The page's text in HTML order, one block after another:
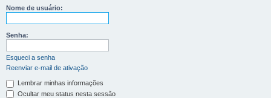
Nome de usuário:
Senha:
Esqueci a senha
Reenviar e-mail de ativação
Lembrar minhas informações
Ocultar meu status nesta sessão